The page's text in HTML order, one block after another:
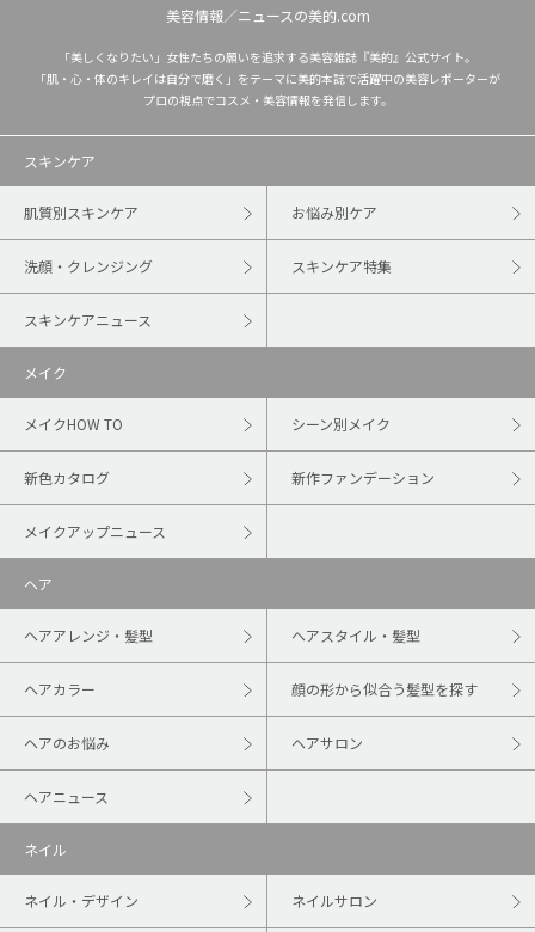
美容情報／ニュースの美的.com
「美しくなりたい」女性たちの願いを追求する美容雑誌『美的』公式サイト。
「肌・心・体のキレイは自分で磨く」をテーマに美的本誌で活躍中の美容レポーターが
プロの視点でコスメ・美容情報を発信します。
スキンケア
肌質別スキンケア お悩み別ケア
洗顔・クレンジング スキンケア特集
スキンケアニュース
メイク
メイクHOW TO シーン別メイク
新色カタログ 新作ファンデーション
メイクアップニュース
ヘア
ヘアアレンジ・髪型 ヘアスタイル・髪型
ヘアカラー 顔の形から似合う髪型を探す
ヘアのお悩み ヘアサロン
ヘアニュース
ネイル
ネイル・デザイン ネイルサロン